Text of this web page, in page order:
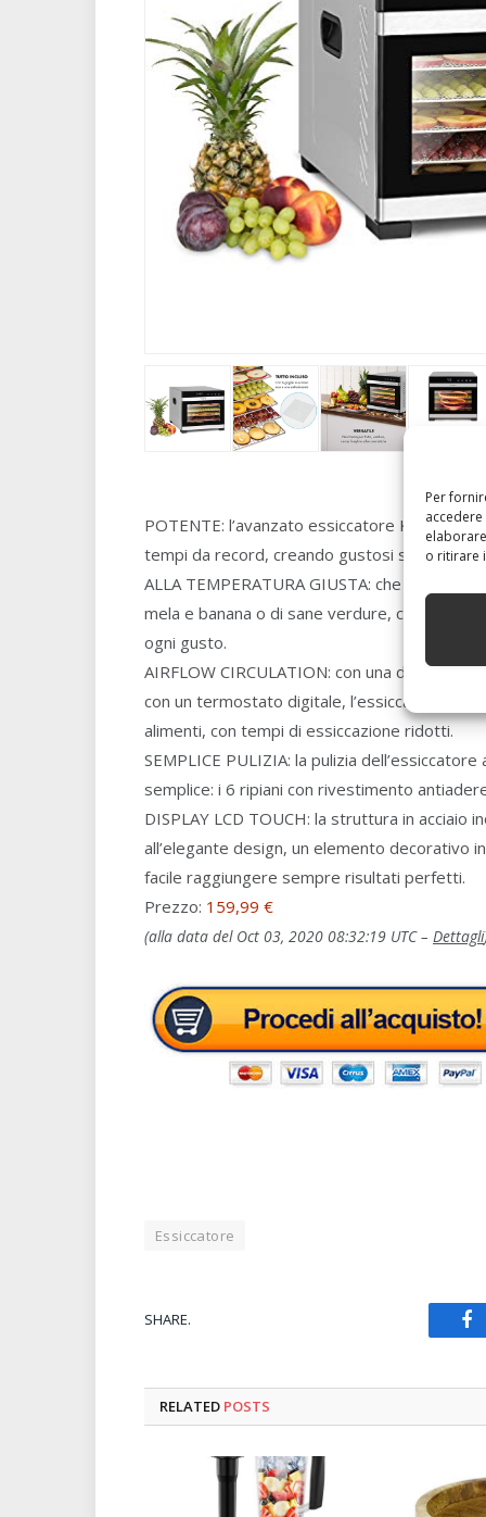
Per
o ritirare
POTENTE: l’avanzato essiccatore Klarstein
tempi da record, creando gustosi snack e
ALLA TEMPERATURA GIUSTA: che si tratti
mela e banana o di sane verdure, come
ogni gusto.
AIRFLOW CIRCULATION: con una
con un termostato digitale, l’essiccatore
alimenti, con tempi di essiccazione ridotti.
SEMPLICE PULIZIA: la pulizia
semplice: i 6 ripiani con rivestimento
DISPLAY LCD TOUCH: la struttura in acciaio
all’elegante design, un elemento decorativo
facile raggiungere sempre risultati perfetti.
Prezzo: 159,99 €
(alla data del Oct 03, 2020 08:32:19 UTC – Dettagli
Essiccatore
SHARE.
RELATED POSTS